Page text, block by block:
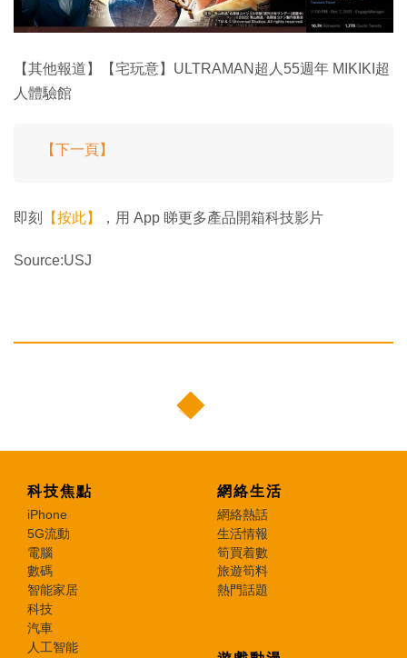
【其他報道】【宅玩意】ULTRAMAN超人55週年 MIKIKI超
人體驗館
【下一頁】
即刻 【按此】 ，用 App 睇更多產品開箱科技影片
Source:USJ
科技焦點
iPhone
5G流動
電腦
數碼
智能家居
科技
汽車
人工智能
網絡生活
網絡熱話
生活情報
筍買着數
旅遊筍料
熱門話題